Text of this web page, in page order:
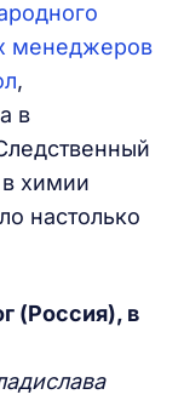
менеджеров
,
в
химии
настолько
(Россия), в